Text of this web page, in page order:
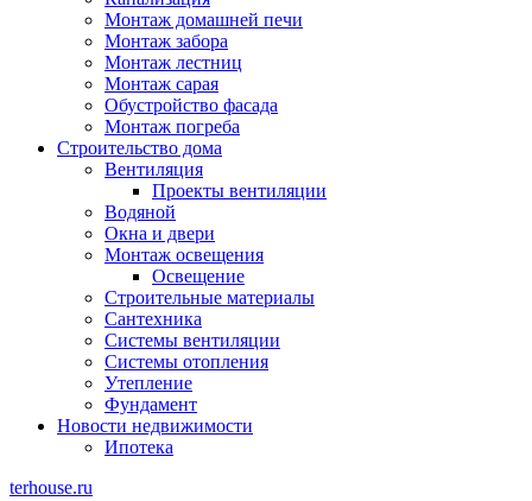
Монтаж домашней печи
Монтаж забора
Монтаж лестниц
Монтаж сарая
Обустройство фасада
Монтаж погреба
Строительство дома
Вентиляция
Проекты вентиляции
Водяной
Окна и двери
Монтаж освещения
Освещение
Строительные материалы
Сантехника
Системы вентиляции
Системы отопления
Утепление
Фундамент
Новости недвижимости
Ипотека
terhouse.ru